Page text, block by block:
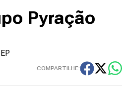
Pyração
COMPARTILHE: